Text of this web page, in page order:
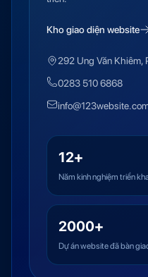
Kho giao diện website
292 Ung Văn Khiêm,
0283 510 6868
12+
Năm kinh nghiệm triển
2000+
Dự án website đã bàn